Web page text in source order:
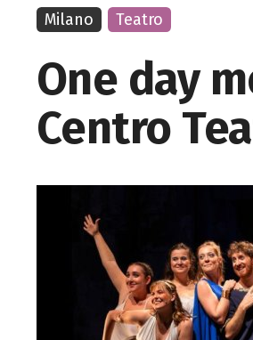
One day
Centro
Milano Teatro